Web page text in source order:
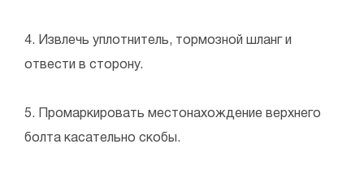
4. Извлечь уплотнитель, тормозной шланг и
отвести в сторону.
5. Промаркировать местонахождение верхнего
болта касательно скобы.